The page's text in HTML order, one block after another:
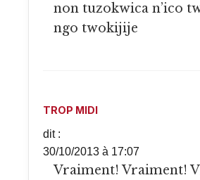
non tuzokwica n’ico
ngo twokijije
TROP MIDI
dit :
30/10/2013 à 17:07
Vraiment! Vraiment! Vraiment!